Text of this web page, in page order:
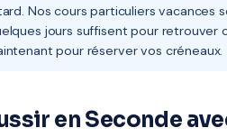
Nos cours particuliers vacances
jours suffisent pour
pour réserver vos créneaux.
en Seconde